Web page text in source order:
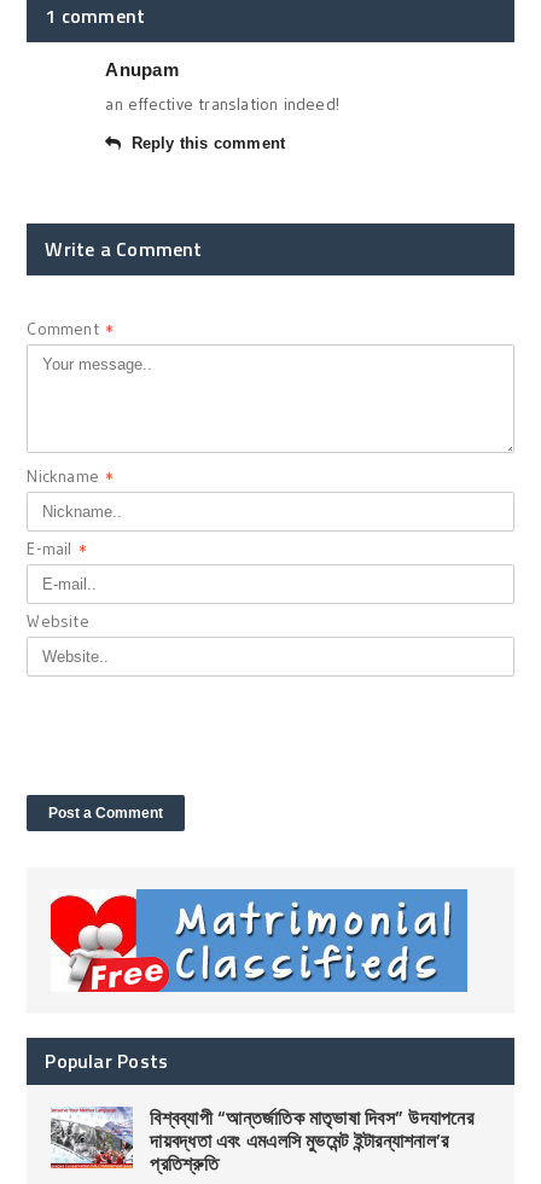
1 comment
Anupam
an effective translation indeed!
Reply this comment
Write a Comment
Comment *
Nickname *
E-mail *
Website
Popular Posts
বিশ্বব্যাপী “আন্তর্জাতিক মাতৃভাষা দিবস” উদযাপনের
দায়বদ্ধতা এবং এমএলসি মুভমেন্ট ইন্টারন্যাশনাল’র
প্রতিশ্রুতি